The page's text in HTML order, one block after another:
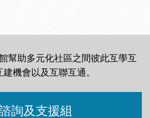
幫助多元化社區之間彼此互學互
建機會以及互聯互通 。
詢及支援組